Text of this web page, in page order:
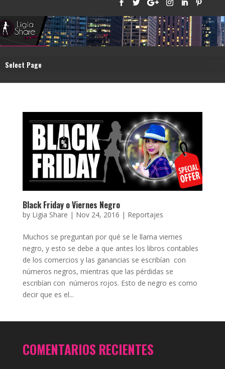
Select Page
Black Friday o Viernes Negro
by Ligia Share | Nov 24, 2016 | Reportajes
Muchos se preguntan por qué se le llama viernes
negro, y esto se debe a que antes los libros contables
de los comercios y las ganancias se escribían con
números negros, mientras que las pérdidas se
escribían con números rojos. Esto de negro es como
decir que es el...
COMENTARIOS RECIENTES